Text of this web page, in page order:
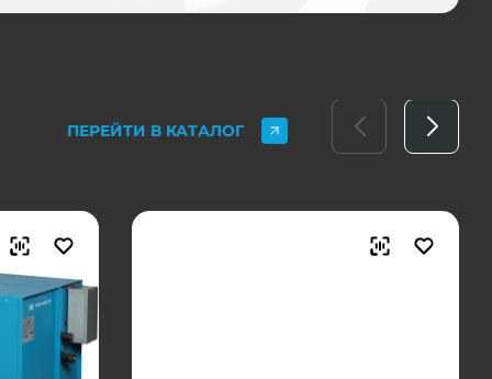
ПЕРЕЙТИ В КАТАЛОГ